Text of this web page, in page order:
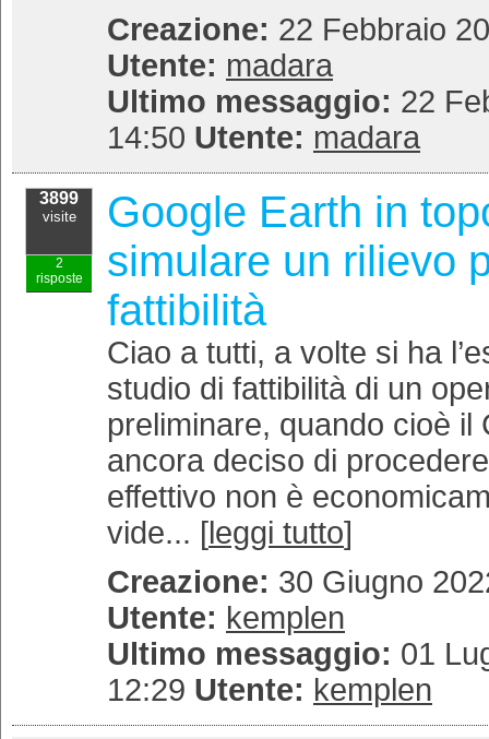
Creazione: 22 Febbraio
Utente: madara
Ultimo messaggio: 22
14:50 Utente: madara
3899
visite
2
risposte
Google Earth in
simulare un rilievo
fattibilità
Ciao a tutti, a volte si ha
studio di fattibilità di un
preliminare, quando cioè il
ancora deciso di
effettivo non è
vide... [ leggi tutto]
Creazione: 30 Giugno
Utente: kemplen
Ultimo messaggio: 01
12:29 Utente: kemplen